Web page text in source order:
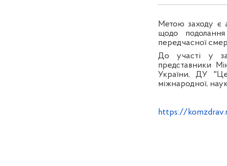
Метою заходу є
щодо
передчасної
До участі у
представники
України, ДУ
міжнародної,
https://